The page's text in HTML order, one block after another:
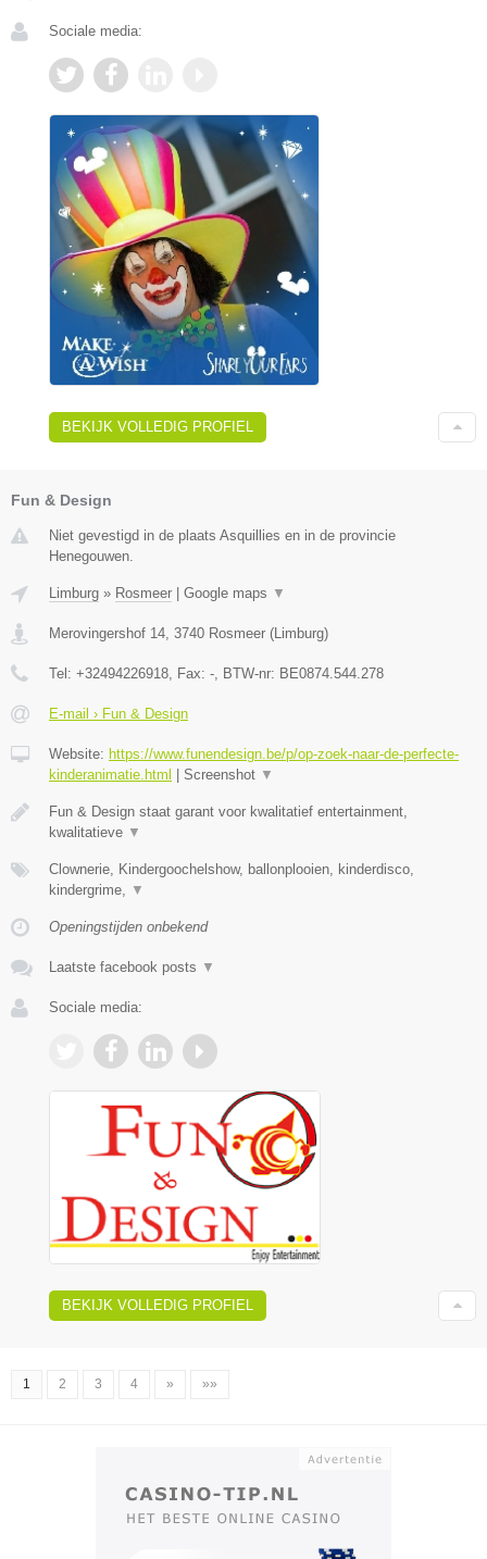
Sociale media:
BEKIJK VOLLEDIG PROFIEL
Fun & Design
Niet gevestigd in de plaats Asquillies en in de provincie
Henegouwen.
Limburg » Rosmeer | Google maps ▼
Merovingershof 14 3740 Rosmeer (Limburg)
Tel: +32494226918 , Fax: - , BTW-nr: BE0874.544.278
E-mail › Fun & Design
Website: https://www.funendesign.be/p/op-zoek-naar-de-perfecte-
kinderanimatie.html | Screenshot ▼
Fun & Design staat garant voor kwalitatief entertainment,
kwalitatieve ▼
Clownerie, Kindergoochelshow, ballonplooien, kinderdisco,
kindergrime,
▼
Openingstijden onbekend
Laatste facebook posts ▼
Sociale media:
BEKIJK VOLLEDIG PROFIEL
1 2 3 4 » »»